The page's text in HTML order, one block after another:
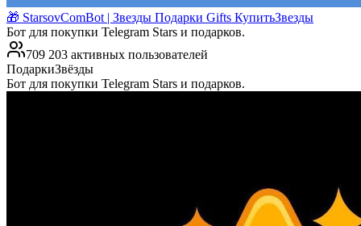
🎁 StarsovComBot | Звезды Подарки Gifts КупитьЗвезды
Бот для покупки Telegram Stars и подарков.
709 203 активных пользователей
ПодаркиЗвёзды
Бот для покупки Telegram Stars и подарков.